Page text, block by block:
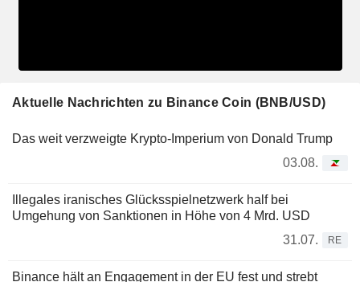
Aktuelle Nachrichten zu Binance Coin (BNB/USD)
Das weit verzweigte Krypto-Imperium von Donald Trump
03.08.
Illegales iranisches Glücksspielnetzwerk half bei
Umgehung von Sanktionen in Höhe von 4 Mrd. USD
31.07.
RE
Binance hält an Engagement in der EU fest und strebt